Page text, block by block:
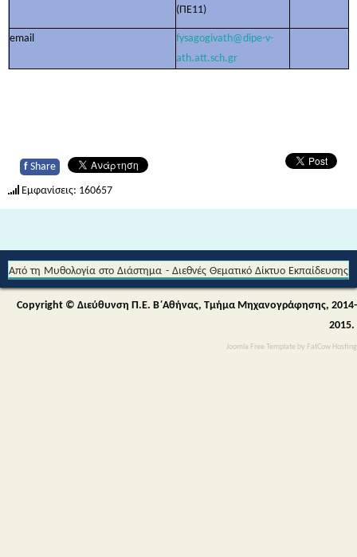
Joomla Free Template by FatCow Hosting
(ΠΕ11)
email
fysagogivath@dipe-v-
ath.att.sch.gr
f Share
Εμφανίσεις: 160657
Από τη Μυθολογία στο Διάστημα - Διεθνές Θεματικό Δίκτυο Εκπαίδευσης
για την Αειφορία (Περιβαλλοντικής & Πολιτιστικής Εκπαίδευσης)
Copyright © Διεύθυνση Π.Ε. Β΄Αθήνας, Τμήμα Μηχανογράφησης, 2014-
2015.